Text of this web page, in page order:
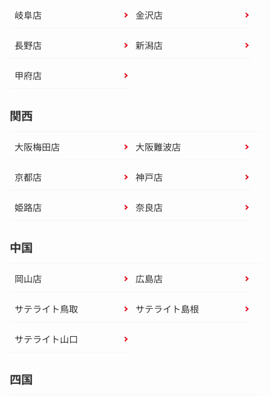
岐阜店 金沢店
長野店 新潟店
甲府店
関西
大阪梅田店 大阪難波店
京都店 神戸店
姫路店 奈良店
中国
岡山店 広島店
サテライト鳥取 サテライト島根
サテライト山口
四国